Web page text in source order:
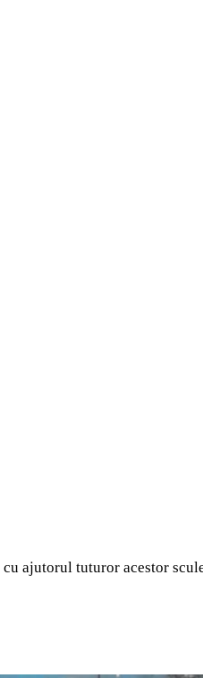
cu ajutorul tuturor acestor